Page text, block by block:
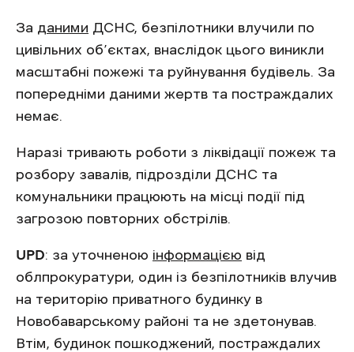
За даними ДСНС, безпілотники влучили по
цивільних об’єктах, внаслідок цього виникли
масштабні пожежі та руйнування будівель. За
попередніми даними жертв та постраждалих
немає.
Наразі тривають роботи з ліквідації пожеж та
розбору завалів, підрозділи ДСНС та
комунальники працюють на місці події під
загрозою повторних обстрілів.
UPD: за уточненою інформацією від
облпрокуратури, один із безпілотників влучив
на територію приватного будинку в
Новобаварському районі та не здетонував.
Втім, будинок пошкоджений, постраждалих